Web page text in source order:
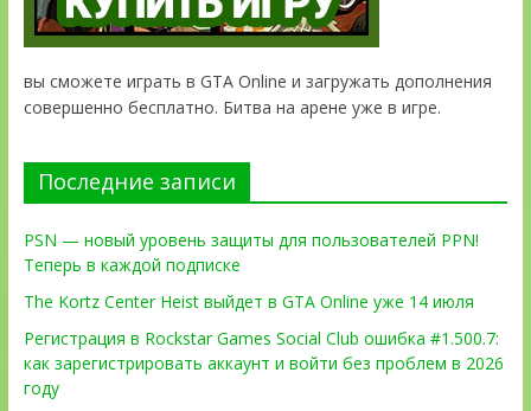
вы сможете играть в GTA Online и загружать дополнения
совершенно бесплатно. Битва на арене уже в игре.
Последние записи
PSN — новый уровень защиты для пользователей PPN!
Теперь в каждой подписке
The Kortz Center Heist выйдет в GTA Online уже 14 июля
Регистрация в Rockstar Games Social Club ошибка #1.500.7:
как зарегистрировать аккаунт и войти без проблем в 2026
году